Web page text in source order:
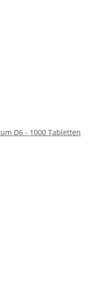
D6 - 1000 Tabletten